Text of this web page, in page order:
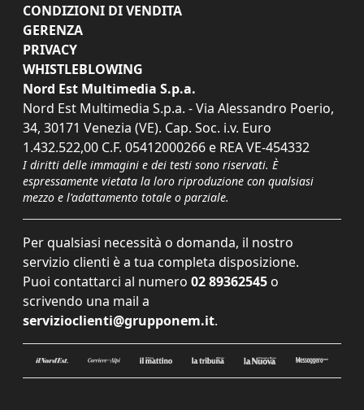
CONDIZIONI DI VENDITA
GERENZA
PRIVACY
WHISTLEBLOWING
Nord Est Multimedia S.p.a.
Nord Est Multimedia S.p.a. - Via Alessandro Poerio,
34, 30171 Venezia (VE). Cap. Soc. i.v. Euro
1.432.522,00 C.F. 05412000266 e REA VE-454332
I diritti delle immagini e dei testi sono riservati. È
espressamente vietata la loro riproduzione con qualsiasi
mezzo e l'adattamento totale o parziale.
Per qualsiasi necessità o domanda, il nostro
servizio clienti è a tua completa disposizione.
Puoi contattarci al numero 02 89362545 o
scrivendo una mail a
servizioclienti@grupponem.it.